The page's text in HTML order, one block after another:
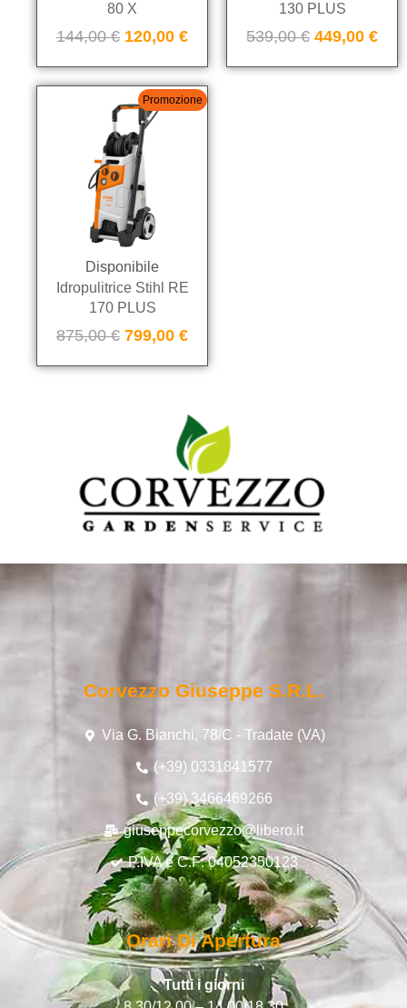
80 X
144,00€ 120,00 €
130 PLUS
539,00€ 449,00 €
Promozione
Disponibile
Idropulitrice Stihl RE
170 PLUS
875,00€ 799,00 €
Corvezzo Giuseppe S.r.l.
Via G. Bianchi, 78/C - Tradate (VA)
(+39) 0331841577
(+39) 3466469266
giuseppecorvezzo@libero.it
P.IVA e C.F: 04052350123
Orari Di Apertura
Tutti i giorni